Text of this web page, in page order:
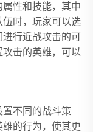
性和技能，其中
时，玩家可以选
行近战攻击的可
击的英雄，可以
不同的战斗策
的行为，使其更